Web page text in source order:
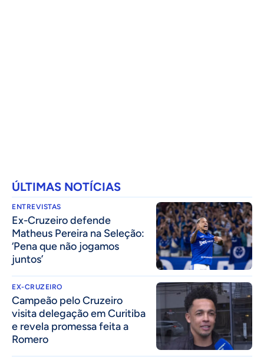
ÚLTIMAS NOTÍCIAS
ENTREVISTAS
Ex-Cruzeiro defende
Matheus Pereira na Seleção:
‘Pena que não jogamos
juntos’
EX-CRUZEIRO
Campeão pelo Cruzeiro
visita delegação em Curitiba
e revela promessa feita a
Romero